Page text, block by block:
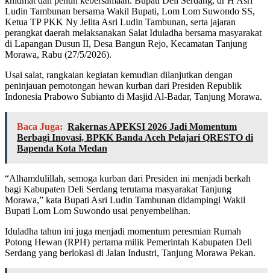
Ludin Tambunan bersama Wakil Bupati, Lom Lom Suwondo SS,
Ketua TP PKK Ny Jelita Asri Ludin Tambunan, serta jajaran
perangkat daerah melaksanakan Salat Iduladha bersama masyarakat
di Lapangan Dusun II, Desa Bangun Rejo, Kecamatan Tanjung
Morawa, Rabu (27/5/2026).
Usai salat, rangkaian kegiatan kemudian dilanjutkan dengan
peninjauan pemotongan hewan kurban dari Presiden Republik
Indonesia Prabowo Subianto di Masjid Al-Badar, Tanjung Morawa.
Baca Juga: Rakernas APEKSI 2026 Jadi Momentum
Berbagi Inovasi, BPKK Banda Aceh Pelajari QRESTO di
Bapenda Kota Medan
“Alhamdulillah, semoga kurban dari Presiden ini menjadi berkah
bagi Kabupaten Deli Serdang terutama masyarakat Tanjung
Morawa,” kata Bupati Asri Ludin Tambunan didampingi Wakil
Bupati Lom Lom Suwondo usai penyembelihan.
Iduladha tahun ini juga menjadi momentum peresmian Rumah
Potong Hewan (RPH) pertama milik Pemerintah Kabupaten Deli
Serdang yang berlokasi di Jalan Industri, Tanjung Morawa Pekan.